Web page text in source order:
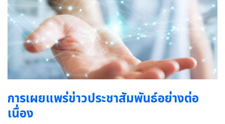
การเผยแพร่ข่าวประชาสัมพันธ์อย่างต่อ
เนื่อง